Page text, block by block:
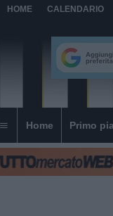
HOME CALENDARIO
Home Primo